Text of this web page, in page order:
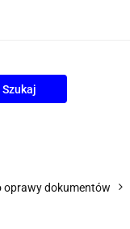
oprawy dokumentów